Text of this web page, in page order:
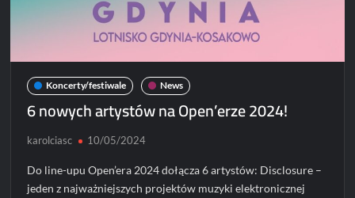
Koncerty/festiwale News
6 nowych artystów na Open’erze 2024!
karolciasc 10/05/2024
Do line-upu Open’era 2024 dołącza 6 artystów: Disclosure –
jeden z najważniejszych projektów muzyki elektronicznej